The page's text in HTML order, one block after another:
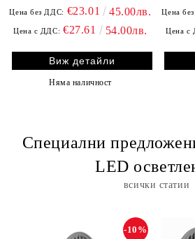
Цена без ДДС: €23.01 45.00лв.
Цена с ДДС: €27.61 54.00лв.
Виж детайли
Няма наличност
Цена
Цена с
Специални
LED
всички статии
-10%